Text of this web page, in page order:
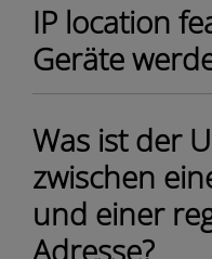
IP location
Geräte
Was ist der
zwischen
und einer
Adresse?